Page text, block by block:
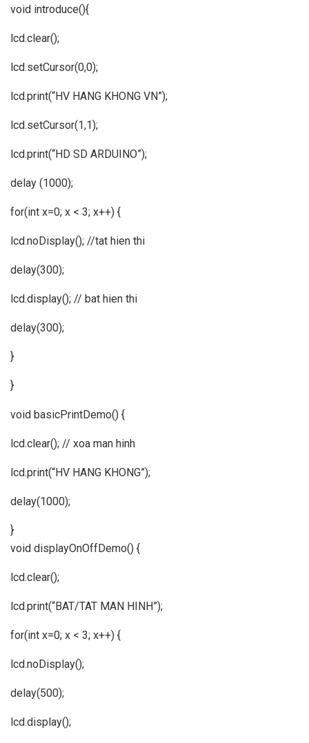
void introduce(){
lcd.clear();
lcd.setCursor(0,0);
lcd.print(“HV HANG KHONG VN”);
lcd.setCursor(1,1);
lcd.print(“HD SD ARDUINO”);
delay (1000);
for(int x=0; x < 3; x++) {
lcd.noDisplay(); //tat hien thi
delay(300);
lcd.display(); // bat hien thi
delay(300);
}
}
void basicPrintDemo() {
lcd.clear(); // xoa man hinh
lcd.print(“HV HANG KHONG”);
delay(1000);
}
void displayOnOffDemo() {
lcd.clear();
lcd.print(“BAT/TAT MAN HINH”);
for(int x=0; x < 3; x++) {
lcd.noDisplay();
delay(500);
lcd.display();